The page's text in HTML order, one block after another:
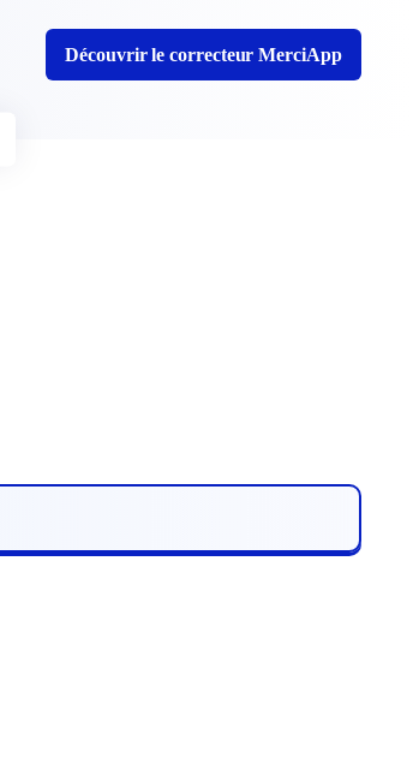
Découvrir le correcteur MerciApp